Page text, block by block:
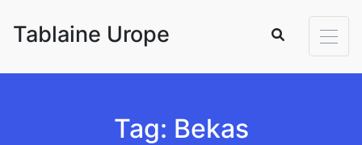
Tablaine Urope
Tag: Bekas